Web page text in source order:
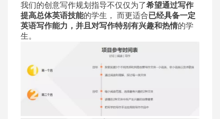
我们的创意写作规划指导不仅仅为了希望通过写作
提高总体英语技能的学生， 而更适合已经具备一定
英语写作能力，并且对写作特别有兴趣和热情的学
生。